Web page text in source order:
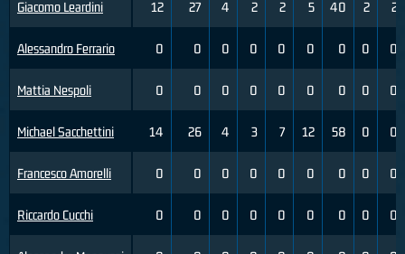
Giacomo Leardini
Alessandro Ferrario
Mattia Nespoli
Michael Sacchettini
Francesco Amorelli
Riccardo Cucchi
12 27 4 2 2 5 40 2 2
0 0 0 0 0 0 0 0 0
0 0 0 0 0 0 0 0 0
14 26 4 3 7 12 58 0 0
0 0 0 0 0 0 0 0 0
0 0 0 0 0 0 0 0 0